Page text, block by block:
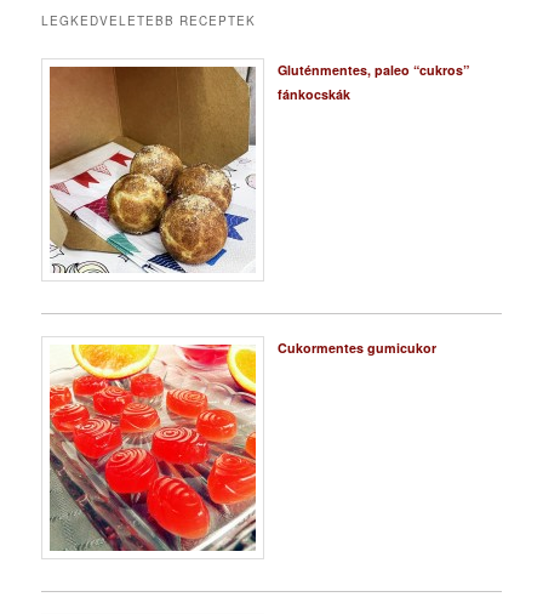
LEGKEDVELETEBB RECEPTEK
Gluténmentes, paleo “cukros”
fánkocskák
Cukormentes gumicukor